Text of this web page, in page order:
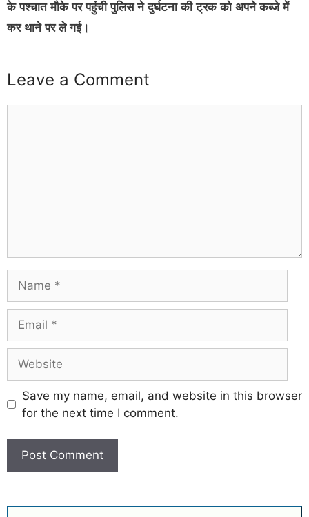
के पश्चात मौके पर पहुंची पुलिस ने दुर्घटना की ट्रक को अपने कब्जे में
कर थाने पर ले गई।
Leave a Comment
Save my name, email, and website in this browser
for the next time I comment.